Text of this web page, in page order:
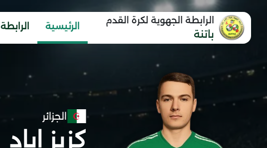
الرابطة الجهوية لكرة القدم
باتنة
الرئيسية الرابطة
الجزائر
كزيز إياد